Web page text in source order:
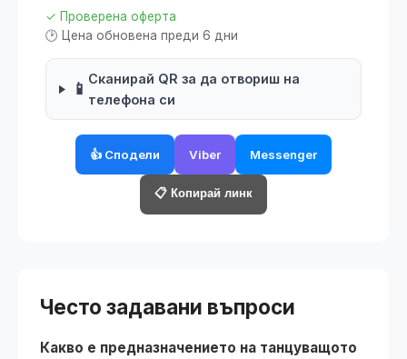
✓ Проверена оферта
🕑 Цена обновена преди 6 дни
📱
Сканирай QR за да отвориш на
телефона си
👍 Сподели Viber Messenger
📋 Копирай линк
Често задавани въпроси
Какво е предназначението на танцуващото